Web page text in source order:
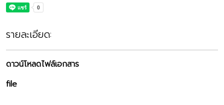
รายละเอียด:
ดาวน์โหลดไฟล์เอกสาร
file